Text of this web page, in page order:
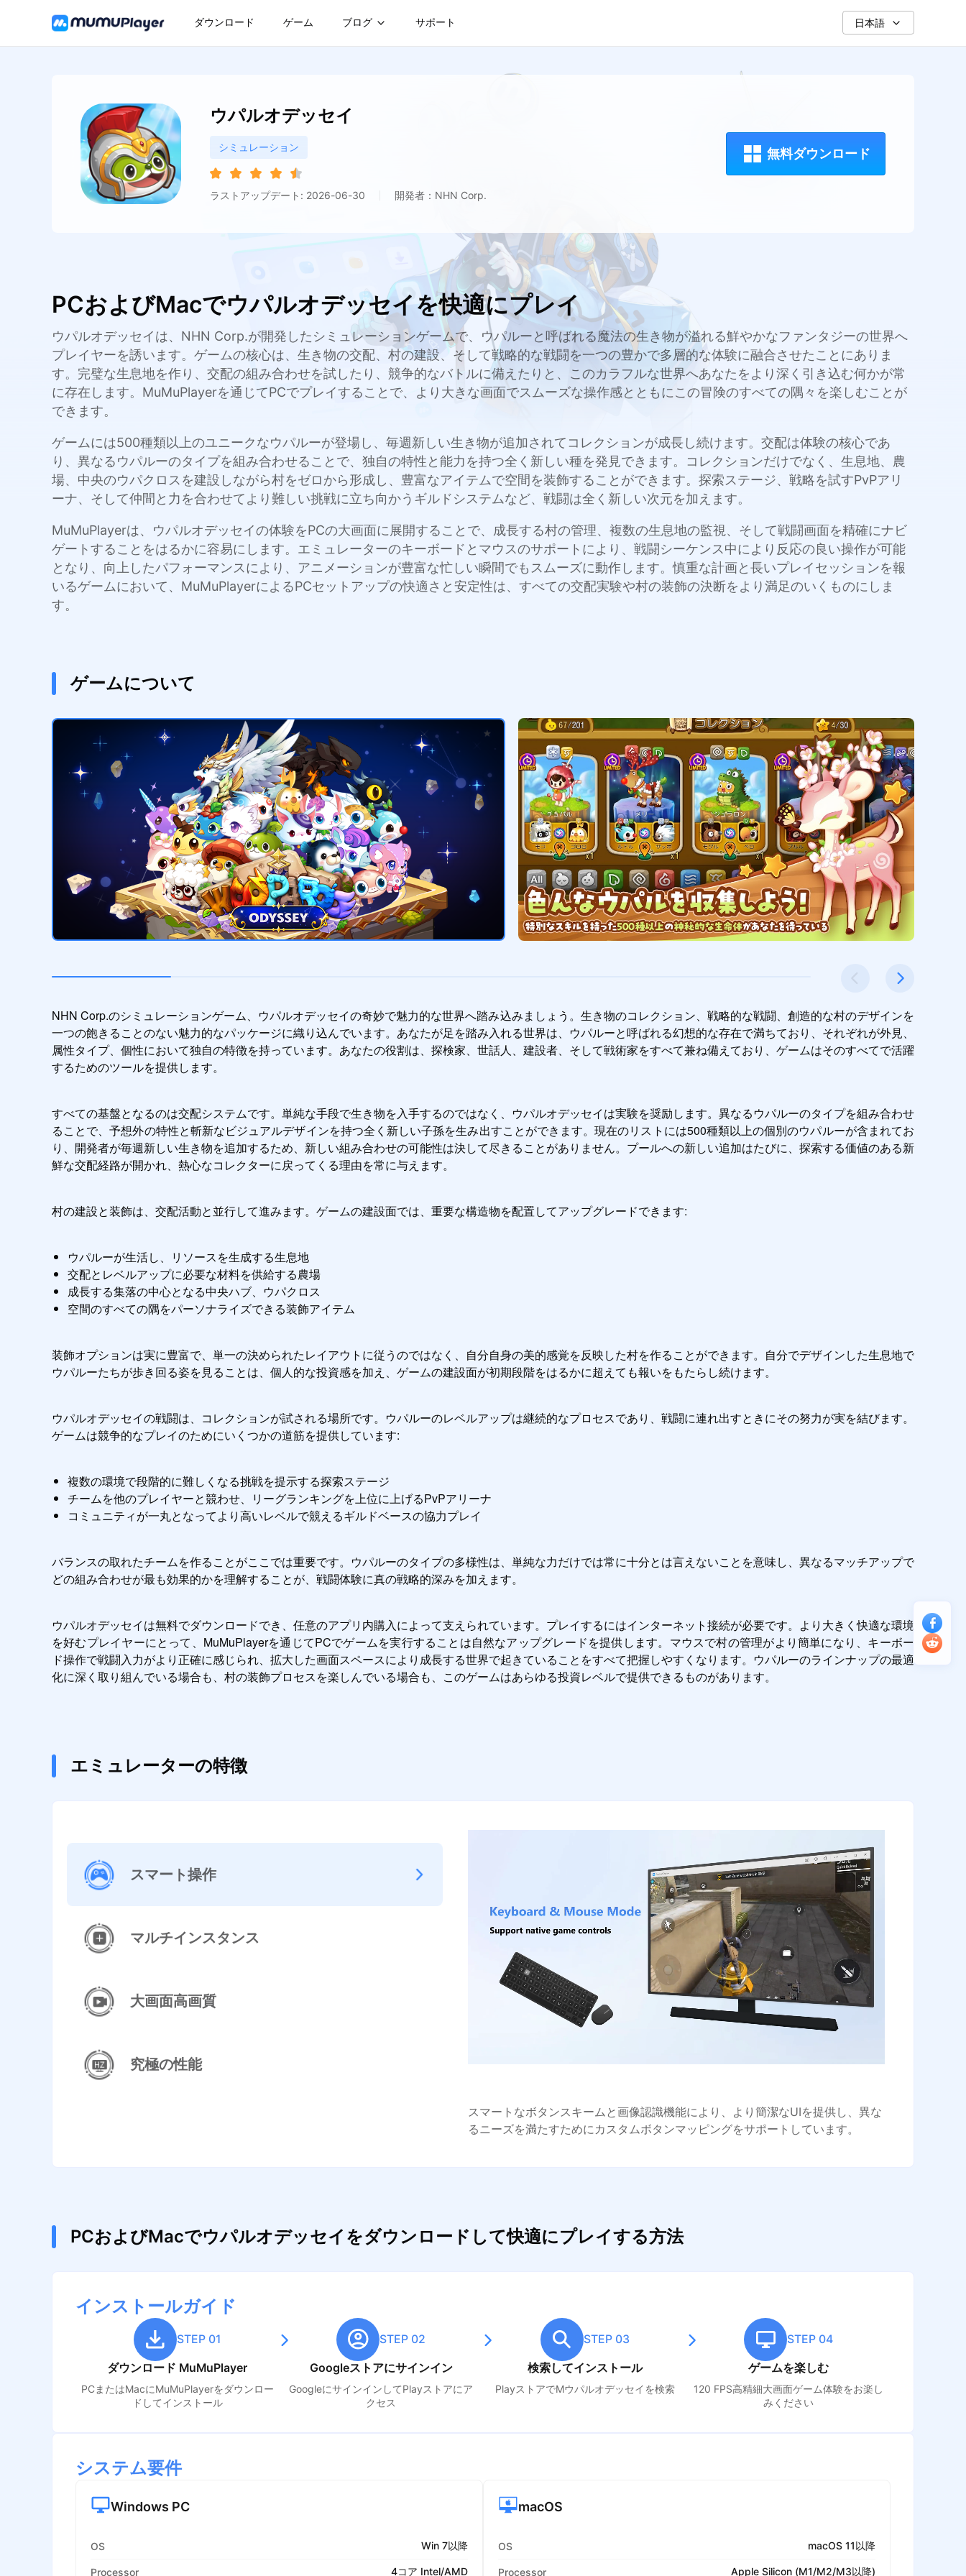
ダウンロード ゲーム ブログ サポート 日本語
ウパルオデッセイ
シミュレーション
ラストアップデート: 2026-06-30 開発者：NHN Corp.
無料ダウンロード
PCおよびMacでウパルオデッセイを快適にプレイ
ウパルオデッセイは、NHN Corp.が開発したシミュレーションゲームで、ウパルーと呼ばれる魔法の生き物が溢れる鮮やかなファンタジーの世界へ
プレイヤーを誘います。ゲームの核心は、生き物の交配、村の建設、そして戦略的な戦闘を一つの豊かで多層的な体験に融合させたことにありま
す。完璧な生息地を作り、交配の組み合わせを試したり、競争的なバトルに備えたりと、このカラフルな世界へあなたをより深く引き込む何かが常
に存在します。MuMuPlayerを通じてPCでプレイすることで、より大きな画面でスムーズな操作感とともにこの冒険のすべての隅々を楽しむことが
できます。
ゲームには500種類以上のユニークなウパルーが登場し、毎週新しい生き物が追加されてコレクションが成長し続けます。交配は体験の核心であ
り、異なるウパルーのタイプを組み合わせることで、独自の特性と能力を持つ全く新しい種を発見できます。コレクションだけでなく、生息地、農
場、中央のウパクロスを建設しながら村をゼロから形成し、豊富なアイテムで空間を装飾することができます。探索ステージ、戦略を試すPvPアリ
ーナ、そして仲間と力を合わせてより難しい挑戦に立ち向かうギルドシステムなど、戦闘は全く新しい次元を加えます。
MuMuPlayerは、ウパルオデッセイの体験をPCの大画面に展開することで、成長する村の管理、複数の生息地の監視、そして戦闘画面を精確にナビ
ゲートすることをはるかに容易にします。エミュレーターのキーボードとマウスのサポートにより、戦闘シーケンス中により反応の良い操作が可能
となり、向上したパフォーマンスにより、アニメーションが豊富な忙しい瞬間でもスムーズに動作します。慎重な計画と長いプレイセッションを報
いるゲームにおいて、MuMuPlayerによるPCセットアップの快適さと安定性は、すべての交配実験や村の装飾の決断をより満足のいくものにしま
す。
ゲームについて
NHN Corp.のシミュレーションゲーム、ウパルオデッセイの奇妙で魅力的な世界へ踏み込みましょう。生き物のコレクション、戦略的な戦闘、創造的な村のデザインを
一つの飽きることのない魅力的なパッケージに織り込んでいます。あなたが足を踏み入れる世界は、ウパルーと呼ばれる幻想的な存在で満ちており、それぞれが外見、
属性タイプ、個性において独自の特徴を持っています。あなたの役割は、探検家、世話人、建設者、そして戦術家をすべて兼ね備えており、ゲームはそのすべてで活躍
するためのツールを提供します。
すべての基盤となるのは交配システムです。単純な手段で生き物を入手するのではなく、ウパルオデッセイは実験を奨励します。異なるウパルーのタイプを組み合わせ
ることで、予想外の特性と斬新なビジュアルデザインを持つ全く新しい子孫を生み出すことができます。現在のリストには500種類以上の個別のウパルーが含まれてお
り、開発者が毎週新しい生き物を追加するため、新しい組み合わせの可能性は決して尽きることがありません。プールへの新しい追加はたびに、探索する価値のある新
鮮な交配経路が開かれ、熱心なコレクターに戻ってくる理由を常に与えます。
村の建設と装飾は、交配活動と並行して進みます。ゲームの建設面では、重要な構造物を配置してアップグレードできます:
ウパルーが生活し、リソースを生成する生息地
交配とレベルアップに必要な材料を供給する農場
成長する集落の中心となる中央ハブ、ウパクロス
空間のすべての隅をパーソナライズできる装飾アイテム
装飾オプションは実に豊富で、単一の決められたレイアウトに従うのではなく、自分自身の美的感覚を反映した村を作ることができます。自分でデザインした生息地で
ウパルーたちが歩き回る姿を見ることは、個人的な投資感を加え、ゲームの建設面が初期段階をはるかに超えても報いをもたらし続けます。
ウパルオデッセイの戦闘は、コレクションが試される場所です。ウパルーのレベルアップは継続的なプロセスであり、戦闘に連れ出すときにその努力が実を結びます。
ゲームは競争的なプレイのためにいくつかの道筋を提供しています:
複数の環境で段階的に難しくなる挑戦を提示する探索ステージ
チームを他のプレイヤーと競わせ、リーグランキングを上位に上げるPvPアリーナ
コミュニティが一丸となってより高いレベルで競えるギルドベースの協力プレイ
バランスの取れたチームを作ることがここでは重要です。ウパルーのタイプの多様性は、単純な力だけでは常に十分とは言えないことを意味し、異なるマッチアップで
どの組み合わせが最も効果的かを理解することが、戦闘体験に真の戦略的深みを加えます。
ウパルオデッセイは無料でダウンロードでき、任意のアプリ内購入によって支えられています。プレイするにはインターネット接続が必要です。より大きく快適な環境
を好むプレイヤーにとって、MuMuPlayerを通じてPCでゲームを実行することは自然なアップグレードを提供します。マウスで村の管理がより簡単になり、キーボー
ド操作で戦闘入力がより正確に感じられ、拡大した画面スペースにより成長する世界で起きていることをすべて把握しやすくなります。ウパルーのラインナップの最適
化に深く取り組んでいる場合も、村の装飾プロセスを楽しんでいる場合も、このゲームはあらゆる投資レベルで提供できるものがあります。
エミュレーターの特徴
スマート操作
マルチインスタンス
大画面高画質
究極の性能
スマートなボタンスキームと画像認識機能により、より簡潔なUIを提供し、異な
るニーズを満たすためにカスタムボタンマッピングをサポートしています。
PCおよびMacでウパルオデッセイをダウンロードして快適にプレイする方法
インストールガイド
STEP 01
ダウンロード MuMuPlayer
PCまたはMacにMuMuPlayerをダウンロー
ドしてインストール
STEP 02
Googleストアにサインイン
GoogleにサインインしてPlayストアにア
クセス
STEP 03
検索してインストール
PlayストアでMウパルオデッセイを検索
STEP 04
ゲームを楽しむ
120 FPS高精細大画面ゲーム体験をお楽し
みください
システム要件
Windows PC
OS Win 7以降
Processor 4コア Intel/AMD
macOS
OS macOS 11以降
Processor Apple Silicon (M1/M2/M3以降)